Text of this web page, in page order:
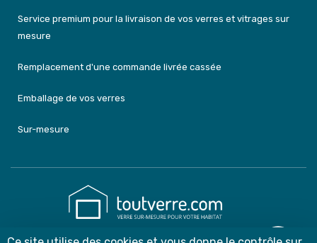
Service premium pour la livraison de vos verres et vitrages sur
mesure
Remplacement d'une commande livrée cassée
Emballage de vos verres
Sur-mesure